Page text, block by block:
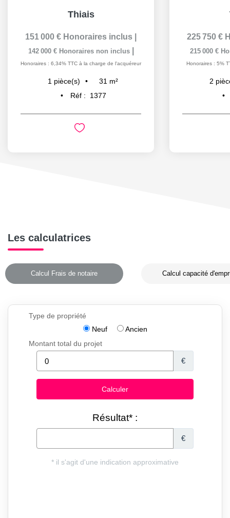
Thiais
151 000 € Honoraires inclus
142 000 € Honoraires non inclus
Honoraires : 6,34% TTC à la charge de l'acquéreur
1 pièce(s) 31 m²
Réf :
1377
225 750 €
215 000 €
Honoraires : 5%
2
Les calculatrices
Calcul Frais de notaire Calcul capacité